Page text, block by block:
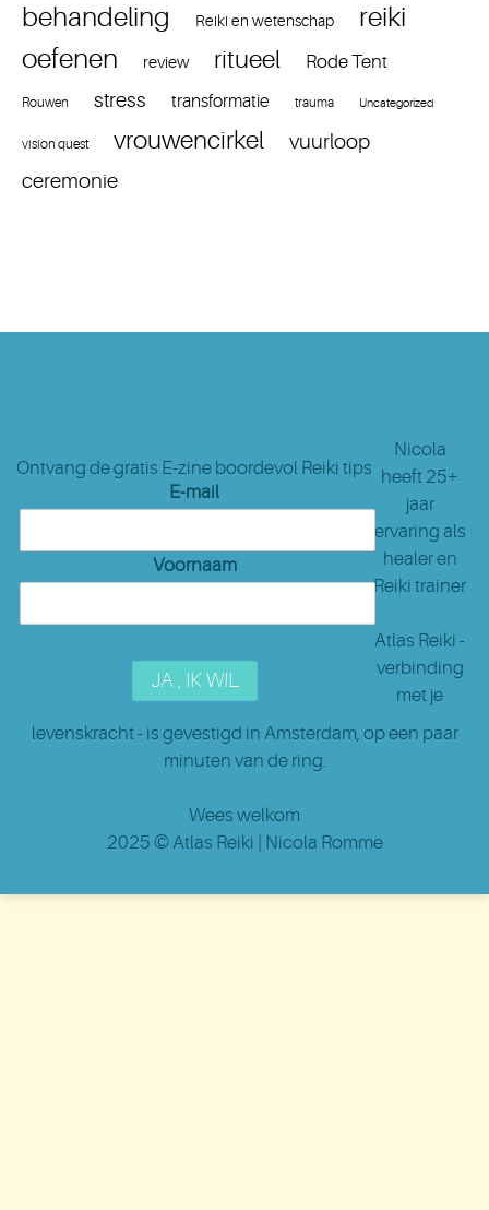
behandeling
Reiki en wetenschap
reiki
oefenen
review ritueel Rode Tent
Rouwen stress transformatie trauma Uncategorized
vision quest vrouwencirkel
vuurloop
ceremonie
Ontvang de gratis E-zine boordevol Reiki tips
E-mail
Voornaam
Nicola
heeft 25+
jaar
ervaring als
healer en
Reiki trainer
Atlas Reiki -
verbinding
met je
levenskracht - is gevestigd in Amsterdam, op een paar
minuten van de ring.
Wees welkom
2025 ©Atlas Reiki | Nicola Romme